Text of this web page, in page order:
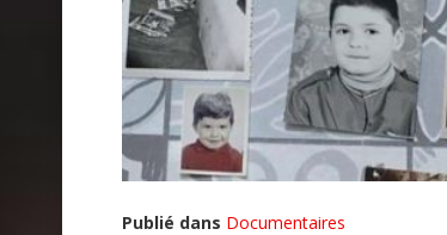
Publié dans Documentaires